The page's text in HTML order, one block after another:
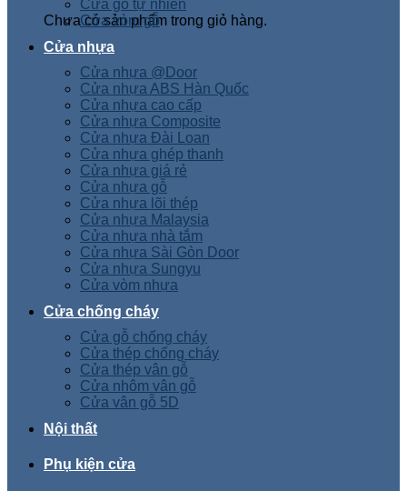
Chưa có sản phẩm trong giỏ hàng.
Cửa gỗ tự nhiên
Cửa vòm gỗ
Cửa nhựa
Cửa nhựa @Door
Cửa nhựa ABS Hàn Quốc
Cửa nhựa cao cấp
Cửa nhựa Composite
Cửa nhựa Đài Loan
Cửa nhựa ghép thanh
Cửa nhựa giá rẻ
Cửa nhựa gỗ
Cửa nhựa lõi thép
Cửa nhựa Malaysia
Cửa nhựa nhà tắm
Cửa nhựa Sài Gòn Door
Cửa nhựa Sungyu
Cửa vòm nhựa
Cửa chống cháy
Cửa gỗ chống cháy
Cửa thép chống cháy
Cửa thép vân gỗ
Cửa nhôm vân gỗ
Cửa vân gỗ 5D
Nội thất
Phụ kiện cửa